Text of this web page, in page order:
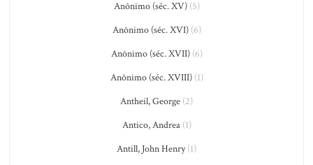
Anônimo (séc. XV)(5)
Anônimo (séc. XVI)(6)
Anônimo (séc. XVII)(6)
Anônimo (séc. XVIII)(1)
Antheil, George (2)
Antico, Andrea(1)
Antill, John Henry(1)